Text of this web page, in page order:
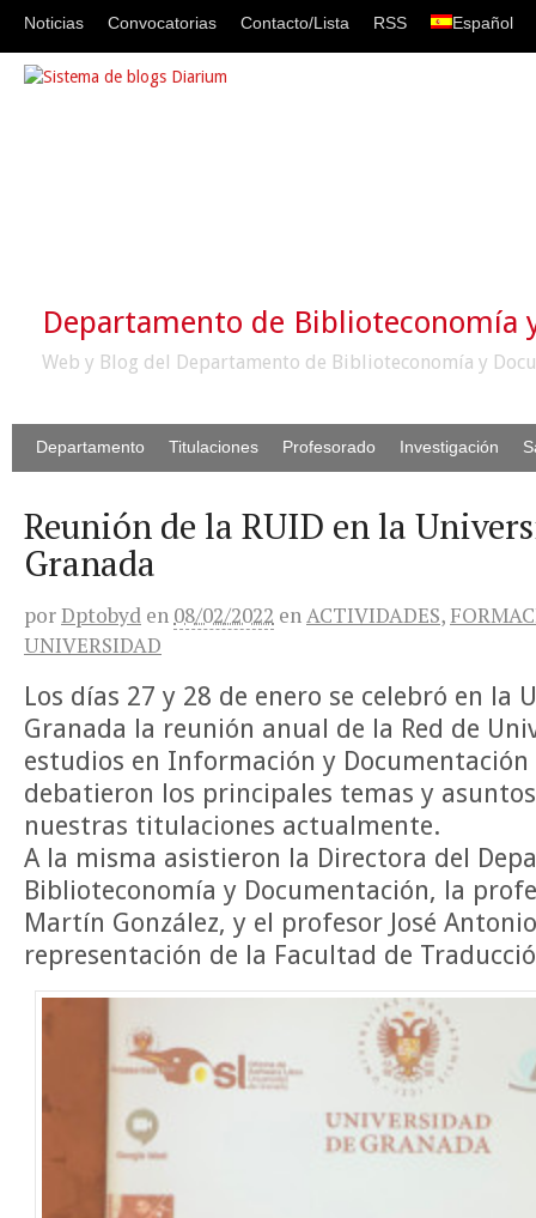
Noticias Convocatorias Contacto/Lista RSS Español
Departamento de Biblioteconomía
Web y Blog del Departamento de Biblioteconomía y
Departamento Titulaciones Profesorado Investigación
Reunión de la RUID en la
Granada
porDptobyd en 08/02/2022 enACTIVIDADES,
UNIVERSIDAD
Los días 27 y 28 de enero se celebró en la
Granada la reunión anual de la Red de
estudios en Información y Documentación
debatieron los principales temas y
nuestras titulaciones actualmente.
A la misma asistieron la Directora del
Biblioteconomía y Documentación, la
Martín González, y el profesor José
representación de la Facultad de